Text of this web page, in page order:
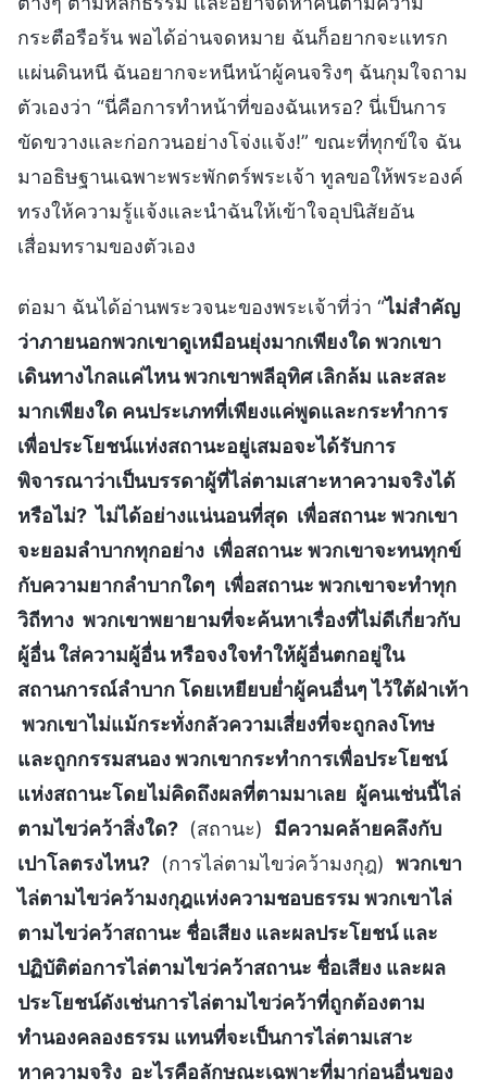
กระตือรือร้น พอได้อ่านจดหมาย ฉันก็อยากจะแทรก
แผ่นดินหนี ฉันอยากจะหนีหน้าผู้คนจริงๆ ฉันกุมใจถาม
ตัวเองว่า “นี่คือการทำหน้าที่ของฉันเหรอ? นี่เป็นการ
ขัดขวางและก่อกวนอย่างโจ่งแจ้ง!” ขณะที่ทุกข์ใจ ฉัน
มาอธิษฐานเฉพาะพระพักตร์พระเจ้า ทูลขอให้พระองค์
ทรงให้ความรู้แจ้งและนำฉันให้เข้าใจอุปนิสัยอัน
เสื่อมทรามของตัวเอง
ต่อมา ฉันได้อ่านพระวจนะของพระเจ้าที่ว่า “ไม่สำคัญ
ว่าภายนอกพวกเขาดูเหมือนยุ่งมากเพียงใด พวกเขา
เดินทางไกลแค่ไหน พวกเขาพลีอุทิศ เลิกล้ม และสละ
มากเพียงใด คนประเภทที่เพียงแค่พูดและกระทำการ
เพื่อประโยชน์แห่งสถานะอยู่เสมอจะได้รับการ
พิจารณาว่าเป็นบรรดาผู้ที่ไล่ตามเสาะหาความจริงได้
หรือไม่? ไม่ได้อย่างแน่นอนที่สุด เพื่อสถานะ พวกเขา
จะยอมลำบากทุกอย่าง เพื่อสถานะ พวกเขาจะทนทุกข์
กับความยากลำบากใดๆ เพื่อสถานะ พวกเขาจะทำทุก
วิถีทาง พวกเขาพยายามที่จะค้นหาเรื่องที่ไม่ดีเกี่ยวกับ
ผู้อื่น ใส่ความผู้อื่น หรือจงใจทำให้ผู้อื่นตกอยู่ใน
สถานการณ์ลำบาก โดยเหยียบย่ำผู้คนอื่นๆ ไว้ใต้ฝ่าเท้า
พวกเขาไม่แม้กระทั่งกลัวความเสี่ยงที่จะถูกลงโทษ
และถูกกรรมสนอง พวกเขากระทำการเพื่อประโยชน์
แห่งสถานะโดยไม่คิดถึงผลที่ตามมาเลย ผู้คนเช่นนี้ไล่
ตามไขว่คว้าสิ่งใด? (สถานะ) มีความคล้ายคลึงกับ
เปาโลตรงไหน? (การไล่ตามไขว่คว้ามงกุฎ) พวกเขา
ไล่ตามไขว่คว้ามงกุฎแห่งความชอบธรรม พวกเขาไล่
ตามไขว่คว้าสถานะ ชื่อเสียง และผลประโยชน์ และ
ปฏิบัติต่อการไล่ตามไขว่คว้าสถานะ ชื่อเสียง และผล
ประโยชน์ดังเช่นการไล่ตามไขว่คว้าที่ถูกต้องตาม
ทำนองคลองธรรม แทนที่จะเป็นการไล่ตามเสาะ
หาความจริง อะไรคือลักษณะเฉพาะที่มาก่อนอื่นของ